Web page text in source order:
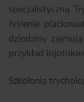
specjalistyczną.
łysienie
dziedziny
przykład
Szkolenia